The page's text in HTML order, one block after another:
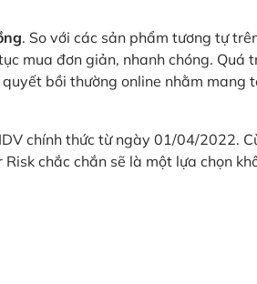
. So với các sản phẩm tương tự
mua đơn giản, nhanh chóng. Quá
bồi thường online nhằm mang
chính thức từ ngày 01/04/2022.
chắc chắn sẽ là một lựa chọn